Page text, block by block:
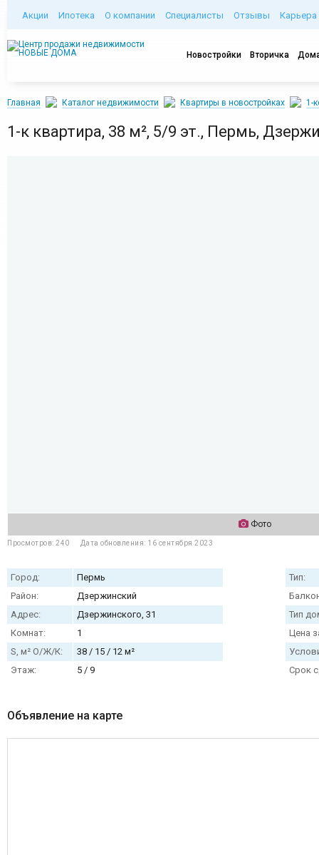
Акции Ипотека О компании Специалисты Отзывы Карьера
Новостройки Вторичка
Главная Каталог недвижимости Квартиры в новостройках 1-
1-к квартира, 38 м², 5/9 эт., Пермь,
Фото
Просмотров: 240 Дата обновления: 16 сентября 2023
Город:
Пермь
Район:
Дзержинский
Адрес:
Дзержинского, 31
Комнат:
1
S, м² О/Ж/К:
38 / 15 / 12 м²
Этаж:
5 / 9
Тип:
Тип
Цена
Срок
Объявление на карте